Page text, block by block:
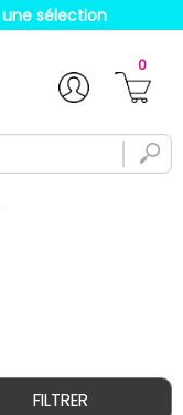
une sélection
0
FILTRER